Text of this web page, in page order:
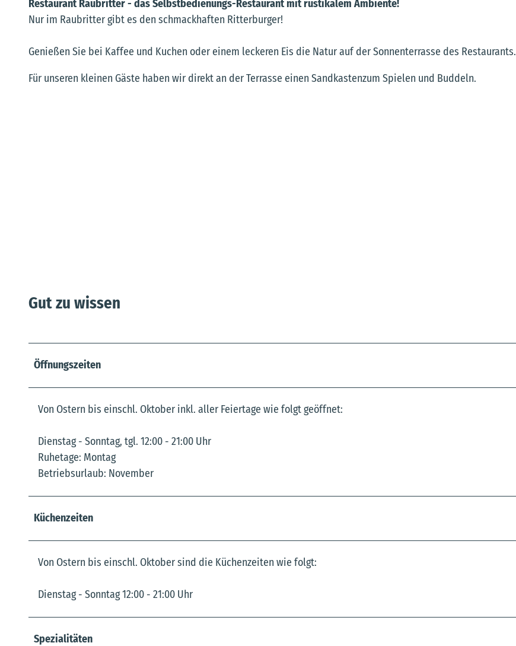
Restaurant Raubritter - das Selbstbedienungs-Restaurant mit rustikalem Ambiente!
Nur im Raubritter gibt es den schmackhaften Ritterburger!
Genießen Sie bei Kaffee und Kuchen oder einem leckeren Eis die Natur auf der Sonnenterrasse des Restaurants.
Für unseren kleinen Gäste haben wir direkt an der Terrasse einen Sandkastenzum Spielen und Buddeln.
Gut zu wissen
Öffnungszeiten
Von Ostern bis einschl. Oktober inkl. aller Feiertage wie folgt geöffnet:
Dienstag - Sonntag, tgl. 12:00 - 21:00 Uhr
Ruhetage: Montag
Betriebsurlaub: November
Küchenzeiten
Von Ostern bis einschl. Oktober sind die Küchenzeiten wie folgt:
Dienstag - Sonntag 12:00 - 21:00 Uhr
Spezialitäten